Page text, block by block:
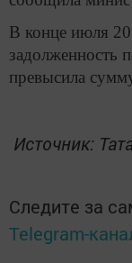
В конце июля
задолженность
превысила
Источник:
Следите за
Telegram-